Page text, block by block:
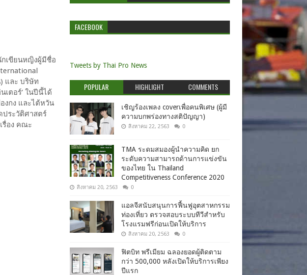
เขียนหญิงผู้มีชื่อ
และ บริษัท
ตอร์’ ในปีนี้ได้
งกง และไต้หวัน
ประวัติศาสตร์
รื่อง คณะ
FACEBOOK
Tweets by Thai Pro News
POPULAR HIGHLIGHT COMMENTS
เชิญร้องเพลง coverเพื่อคนพิเศษ (ผู้มี
ความบกพร่องทางสติปัญญา)
สิงหาคม 22, 2563 0
TMA ระดมสมองผู้นำความคิด ยก
ระดับความสามารถด้านการแข่งขัน
ของไทย ใน Thailand
Competitiveness Conference 2020
สิงหาคม 20, 2563 0
แอลจีสนับสนุนการฟื้นฟูอุตสาหกรรม
ท่องเที่ยว ตรวจสอบระบบทีวีสำหรับ
โรงแรมฟรีก่อนเปิดให้บริการ
สิงหาคม 20, 2563 0
ฟิตบิท พรีเมียม ฉลองยอดผู้ติดตาม
กว่า 500,000 หลังเปิดให้บริการเพียง
ปีแรก